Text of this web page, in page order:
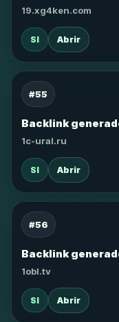
19.xg4ken.com
SI Abrir
#55
Backlink
1c-ural.ru
SI Abrir
#56
Backlink
1obl.tv
SI Abrir